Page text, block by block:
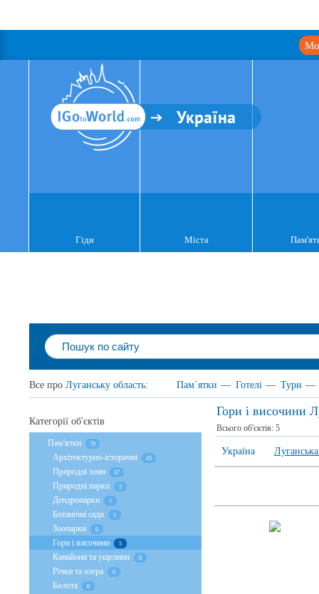
Україна
Гіди Міста
Все про Луганську область: Пам`ятки — Готелі — Тури —
Гори і височини
Всього об'єктів: 5
Україна
Категорії об'єктів
Пам'ятки 79
Архітектурно-історичні 43
Природні зони 37
Природні парки 2
Дендропарки 1
Ботанічні сади 1
Зоопарки 0
Гори і височини 5
Каньйони та ущелини 0
Річки та озера 0
Болота 0